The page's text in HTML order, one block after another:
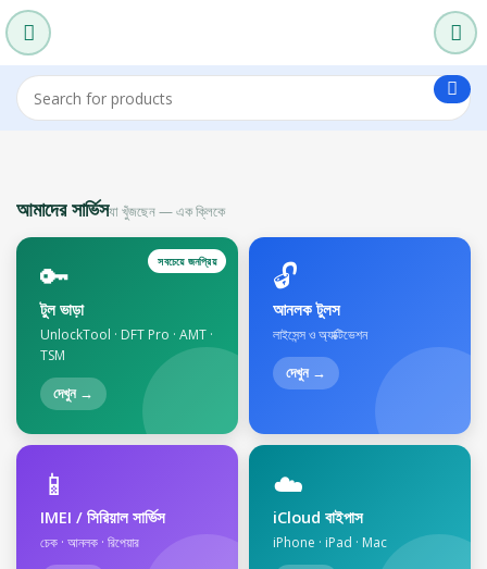
আমাদের সার্ভিসযা খুঁজছেন — এক ক্লিকে
সবচেয়ে জনপ্রিয়
🔑
টুল ভাড়া
UnlockTool · DFT Pro · AMT ·
TSM
দেখুন →
🔓
আনলক টুলস
লাইসেন্স ও অ্যাক্টিভেশন
দেখুন →
📱
IMEI / সিরিয়াল সার্ভিস
চেক · আনলক · রিপেয়ার
☁️
iCloud বাইপাস
iPhone · iPad · Mac